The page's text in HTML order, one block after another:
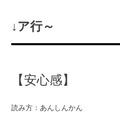
↓ア行～
【安心感】
読み方：あんしんかん